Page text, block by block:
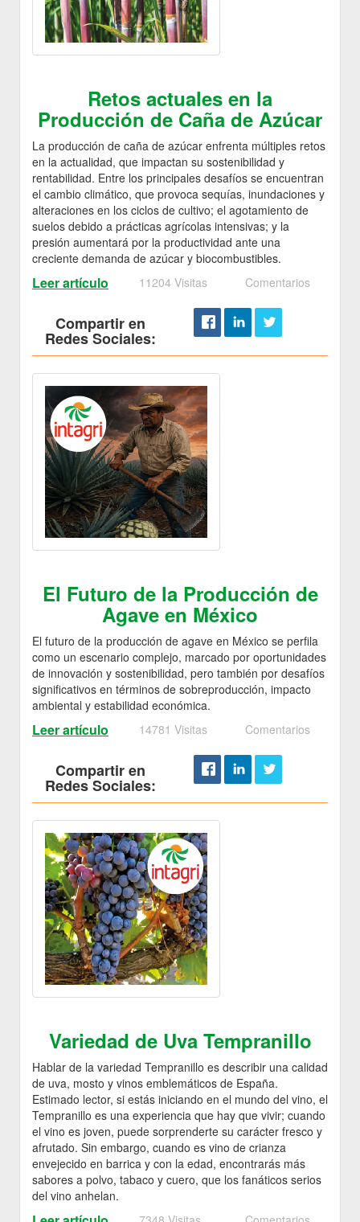
Retos actuales en la
Producción de Caña de Azúcar
La producción de caña de azúcar enfrenta múltiples retos
en la actualidad, que impactan su sostenibilidad y
rentabilidad. Entre los principales desafíos se encuentran
el cambio climático, que provoca sequías, inundaciones y
alteraciones en los ciclos de cultivo; el agotamiento de
suelos debido a prácticas agrícolas intensivas; y la
presión aumentará por la productividad ante una
creciente demanda de azúcar y biocombustibles.
Leer artículo 11204 Visitas Comentarios
Compartir en
Redes Sociales:
El Futuro de la Producción de
Agave en México
El futuro de la producción de agave en México se perfila
como un escenario complejo, marcado por oportunidades
de innovación y sostenibilidad, pero también por desafíos
significativos en términos de sobreproducción, impacto
ambiental y estabilidad económica.
Leer artículo 14781 Visitas Comentarios
Compartir en
Redes Sociales:
Variedad de Uva Tempranillo
Hablar de la variedad Tempranillo es describir una calidad
de uva, mosto y vinos emblemáticos de España.
Estimado lector, si estás iniciando en el mundo del vino, el
Tempranillo es una experiencia que hay que vivir; cuando
el vino es joven, puede sorprenderte su carácter fresco y
afrutado. Sin embargo, cuando es vino de crianza
envejecido en barrica y con la edad, encontrarás más
sabores a polvo, tabaco y cuero, que los fanáticos serios
del vino anhelan.